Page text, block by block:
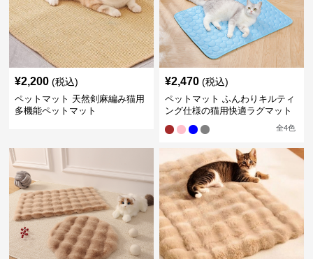
¥2,200 (税込)
ペットマット 天然剣麻編み猫用
多機能ペットマット
¥2,470 (税込)
ペットマット ふんわりキルティ
ング仕様の猫用快適ラグマット
全4色